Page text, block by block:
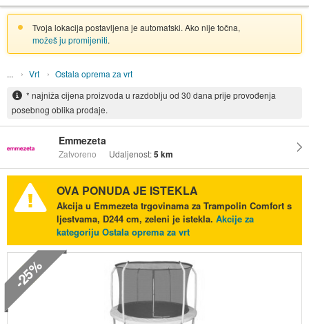
Tvoja lokacija postavljena je automatski. Ako nije točna,
možeš ju promijeniti.
Vrt
Ostala oprema za vrt
* najniža cijena proizvoda u razdoblju od 30 dana prije provođenja
posebnog oblika prodaje.
Emmezeta
Zatvoreno Udaljenost:5 km
OVA PONUDA JE ISTEKLA
Akcija u Emmezeta trgovinama za Trampolin Comfort s
ljestvama, D244 cm, zeleni je istekla. Akcije za
kategoriju Ostala oprema za vrt
-25%